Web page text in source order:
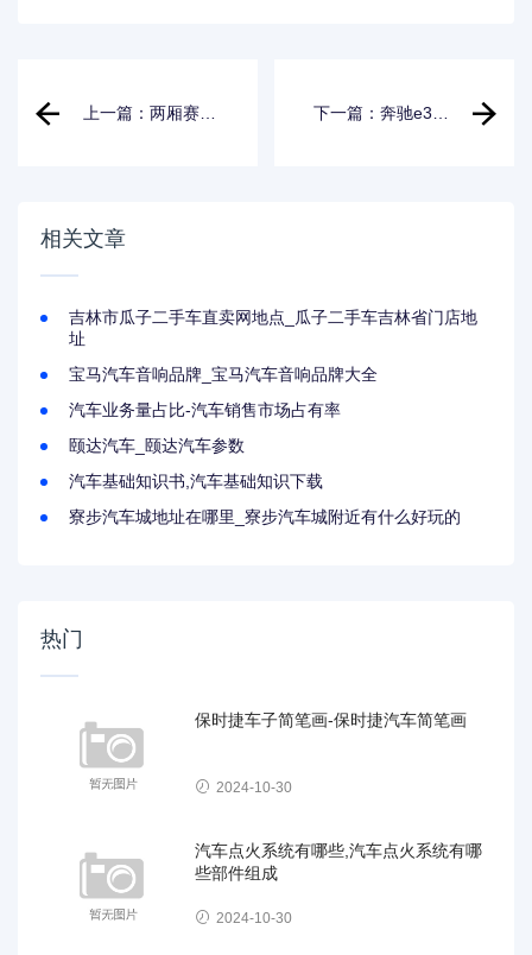
上一篇：两厢赛欧
下一篇：奔驰e300
相关文章
吉林市瓜子二手车直卖网地点_瓜子二手车吉林省门店地
址
宝马汽车音响品牌_宝马汽车音响品牌大全
汽车业务量占比-汽车销售市场占有率
颐达汽车_颐达汽车参数
汽车基础知识书,汽车基础知识下载
寮步汽车城地址在哪里_寮步汽车城附近有什么好玩的
热门
保时捷车子简笔画-保时捷汽车简笔画
2024-10-30
汽车点火系统有哪些,汽车点火系统有哪
些部件组成
2024-10-30